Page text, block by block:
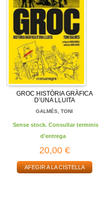
GROC HISTÒRIA GRÀFICA
D’UNA LLUITA
GALMÉS, TONI
Sense stock. Consultar terminis
d'entrega
20,00 €
AFEGIR A LA CISTELLA